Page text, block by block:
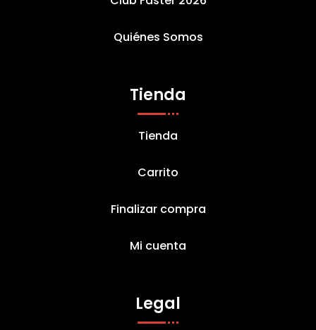
Quiénes Somos
Tienda
Tienda
Carrito
Finalizar compra
Mi cuenta
Legal